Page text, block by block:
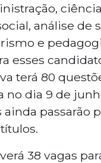
análise de
e
esses
terá 80
no dia 9 de
ainda passarão
38 vagas